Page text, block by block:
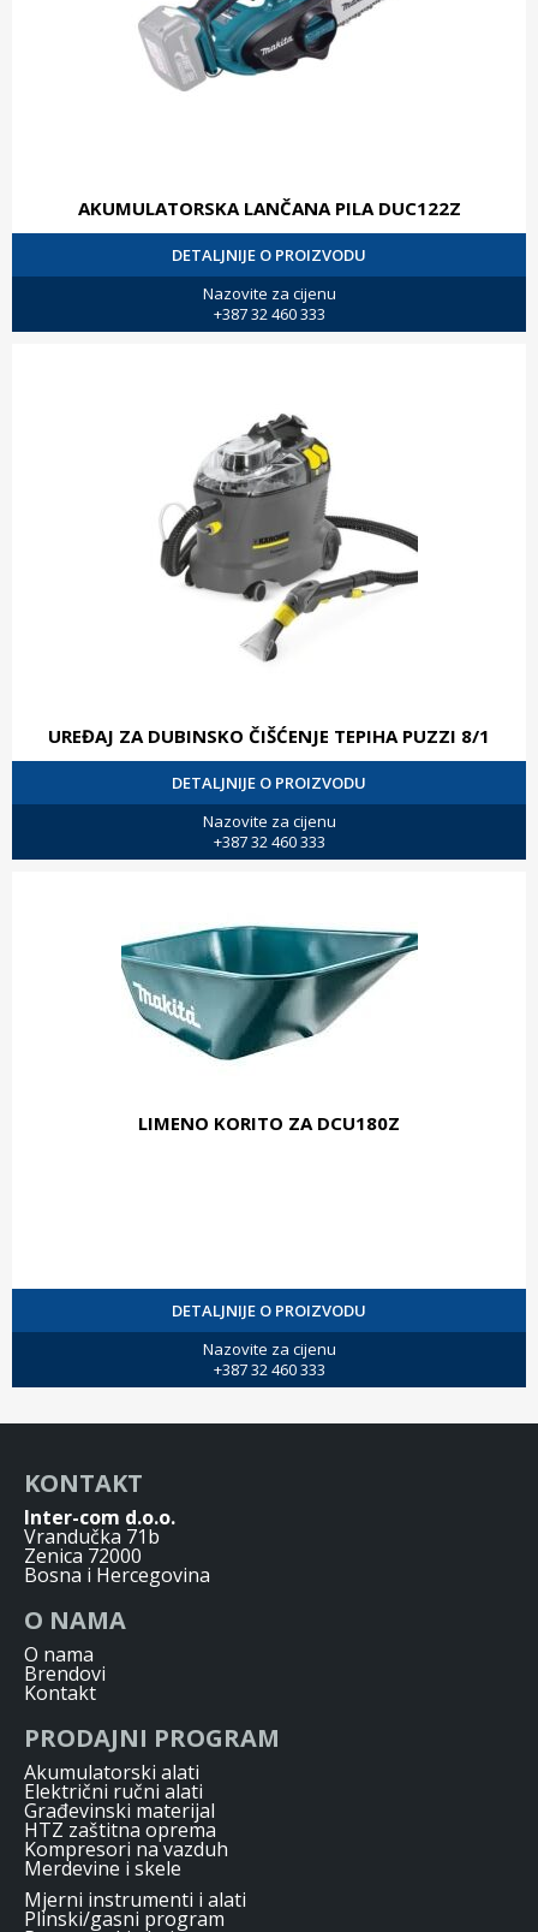
AKUMULATORSKA LANČANA PILA DUC122Z
DETALJNIJE O PROIZVODU
Nazovite za cijenu
+387 32 460 333
UREĐAJ ZA DUBINSKO ČIŠĆENJE TEPIHA PUZZI 8/1
DETALJNIJE O PROIZVODU
Nazovite za cijenu
+387 32 460 333
LIMENO KORITO ZA DCU180Z
DETALJNIJE O PROIZVODU
Nazovite za cijenu
+387 32 460 333
KONTAKT
Inter-com d.o.o.
Vrandučka 71b
Zenica 72000
Bosna i Hercegovina
O NAMA
O nama
Brendovi
Kontakt
PRODAJNI PROGRAM
Akumulatorski alati
Električni ručni alati
Građevinski materijal
HTZ zaštitna oprema
Kompresori na vazduh
Merdevine i skele
Mjerni instrumenti i alati
Plinski/gasni program